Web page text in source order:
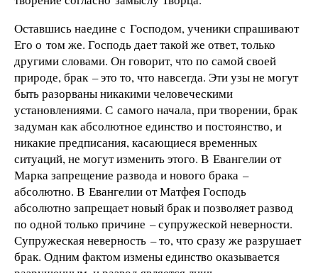
Оставшись наедине с Господом, ученики спрашивают
Его о том же. Господь дает такой же ответ, только
другими словами. Он говорит, что по самой своей
природе, брак – это то, что навсегда. Эти узы не могут
быть разорваны никакими человеческими
установлениями. С самого начала, при творении, брак
задуман как абсолютное единство и постоянство, и
никакие предписания, касающиеся временных
ситуаций, не могут изменить этого. В Евангелии от
Марка запрещение развода и нового брака –
абсолютно. В Евангелии от Матфея Господь
абсолютно запрещает новый брак и позволяет развод
по одной только причине – супружеской неверности.
Супружеская неверность – то, что сразу же разрушает
брак. Одним фактом измены единство оказывается